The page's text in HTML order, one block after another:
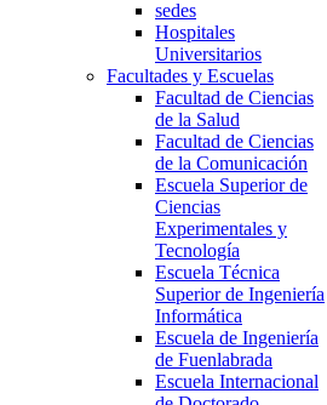
sedes
Hospitales
Universitarios
Facultades y Escuelas
Facultad de Ciencias
de la Salud
Facultad de Ciencias
de la Comunicación
Escuela Superior de
Ciencias
Experimentales y
Tecnología
Escuela Técnica
Superior de Ingeniería
Informática
Escuela de Ingeniería
de Fuenlabrada
Escuela Internacional